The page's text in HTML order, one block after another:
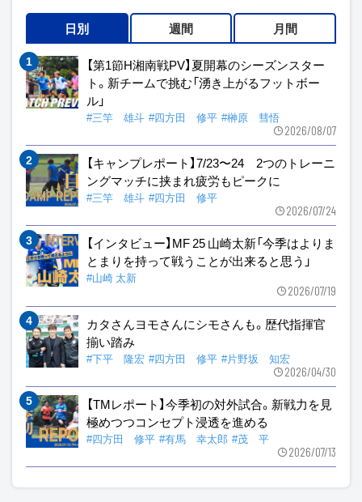
日別 週間 月間
【第1節H湘南戦PV】夏開幕のシーズンスター
ト。新チームで挑む「湧き上がるフットボー
ル」
#三竿 雄斗 #四方田 修平 #榊原 彗悟
2026/08/07
【キャンプレポート】7/23〜24 2つのトレーニ
ングマッチに挟まれ疲労もピークに
#三竿 雄斗 #四方田 修平
2026/07/24
【インタビュー】MF 25 山崎太新「今季はよりま
とまりを持って戦うことが出来ると思う」
#山崎 太新
2026/07/19
カタさんヨモさんにシモさんも。歴代指揮官
揃い踏み
#下平 隆宏 #四方田 修平 #片野坂 知宏
2026/04/30
【TMレポート】今季初の対外試合。新戦力を見
極めつつコンセプト浸透を進める
#四方田 修平 #有馬 幸太郎 #茂 平
2026/07/13